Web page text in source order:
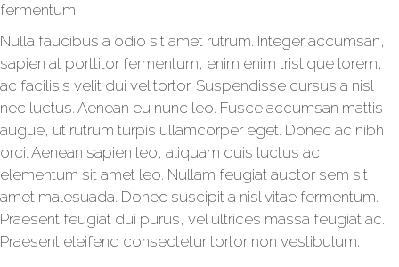
fermentum.
Nulla faucibus a odio sit amet rutrum. Integer accumsan,
sapien at porttitor fermentum, enim enim tristique lorem,
ac facilisis velit dui vel tortor. Suspendisse cursus a nisl
nec luctus. Aenean eu nunc leo. Fusce accumsan mattis
augue, ut rutrum turpis ullamcorper eget. Donec ac nibh
orci. Aenean sapien leo, aliquam quis luctus ac,
elementum sit amet leo. Nullam feugiat auctor sem sit
amet malesuada. Donec suscipit a nisl vitae fermentum.
Praesent feugiat dui purus, vel ultrices massa feugiat ac.
Praesent eleifend consectetur tortor non vestibulum.